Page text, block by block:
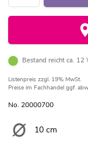
Bestand reicht ca. 12
Listenpreis zzgl. 19% MwSt.
Preise im Fachhandel ggf.
No. 20000700
10 cm